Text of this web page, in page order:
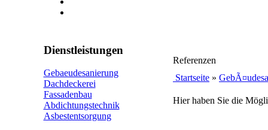
Dienstleistungen
Gebaeudesanierung
Dachdeckerei
Fassadenbau
Abdichtungstechnik
Asbestentsorgung
Referenzen
Startseite »
Hier haben Sie die